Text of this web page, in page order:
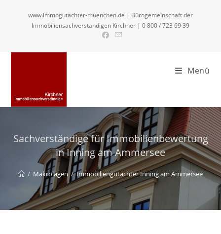
www.immogutachter-muenchen.de | Bürogemeinschaft der
Immobiliensachverständigen Kirchner | 0 800 / 723 69 39
Menü
Sachverständige für Immobilienbewertung
in Inning am Ammersee
/ Makrolagen / Immobiliengutachter Inning am Ammersee